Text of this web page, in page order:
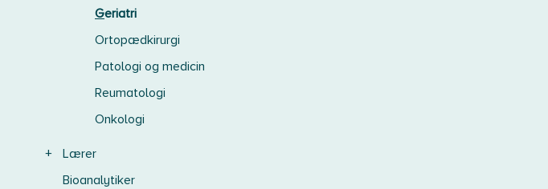
Geriatri
Ortopædkirurgi
Patologi og medicin
Reumatologi
Onkologi
+
Lærer
Bioanalytiker